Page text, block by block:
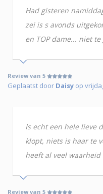
Had gisteren
zei is s avonds
en TOP dame... niet te
Review van 5
Geplaatst door Daisy op
Is echt een hele lieve
klopt, niets is haar te
heeft al veel waarheid
Review van 5